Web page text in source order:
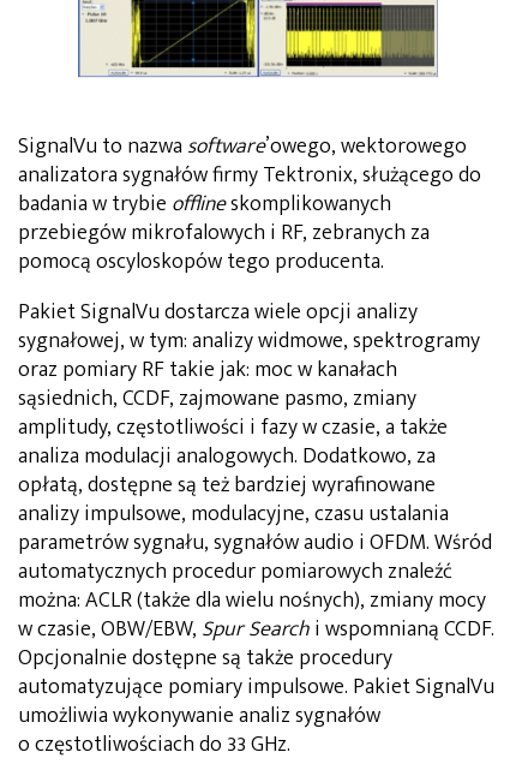
SignalVu to nazwa software’owego, wektorowego
analizatora sygnałów firmy Tektronix, służącego do
badania w trybie offlineskomplikowanych
przebiegów mikrofalowych i RF, zebranych za
pomocą oscyloskopów tego producenta.
Pakiet SignalVu dostarcza wiele opcji analizy
sygnałowej, w tym: analizy widmowe, spektrogramy
oraz pomiary RF takie jak: moc w kanałach
sąsiednich, CCDF, zajmowane pasmo, zmiany
amplitudy, częstotliwości i fazy w czasie, a także
analiza modulacji analogowych. Dodatkowo, za
opłatą, dostępne są też bardziej wyrafinowane
analizy impulsowe, modulacyjne, czasu ustalania
parametrów sygnału, sygnałów audio i OFDM. Wśród
automatycznych procedur pomiarowych znaleźć
można: ACLR (także dla wielu nośnych), zmiany mocy
w czasie, OBW/EBW, Spur Searchi wspomnianą CCDF.
Opcjonalnie dostępne są także procedury
automatyzujące pomiary impulsowe. Pakiet SignalVu
umożliwia wykonywanie analiz sygnałów
o częstotliwościach do 33 GHz.